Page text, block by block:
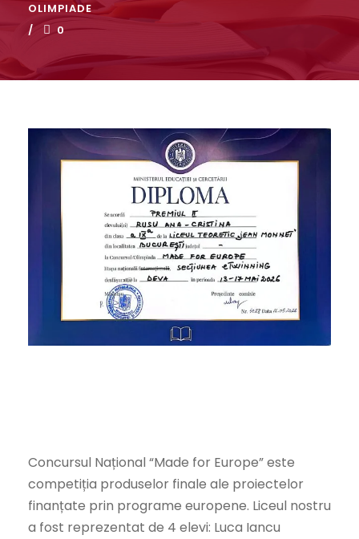
OLIMPIADE
0
Concursul Național “Made for Europe” este
competiția produselor finale ale proiectelor
finanțate prin programe europene. Liceul nostru
a fost reprezentat de 4 elevi: Luca Iancu